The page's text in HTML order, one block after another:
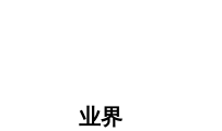
业界